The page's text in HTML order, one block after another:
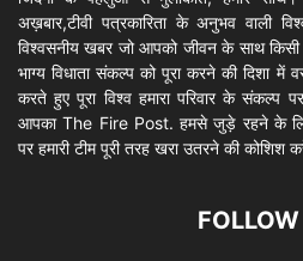
अख़बार,टीवी पत्रकारिता के अनुभव वाली
विश्वसनीय खबर जो आपको जीवन के साथ
भाग्य विधाता संकल्प को पूरा करने की
करते हुए पूरा विश्व हमारा परिवार के संकल्प
आपका The Fire Post. हमसे जुड़े रहने के
पर हमारी टीम पूरी तरह खरा उतरने की कोशिश